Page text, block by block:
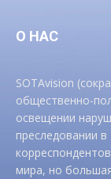
О НАС
SOTAvision
общественно-
освещении
преследовании
мира, но